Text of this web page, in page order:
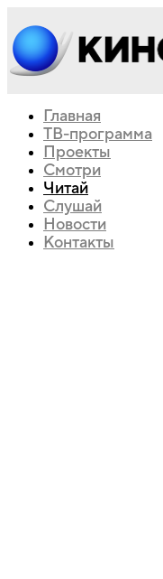
Главная
ТВ-программа
Проекты
Смотри
Читай
Слушай
Новости
Контакты